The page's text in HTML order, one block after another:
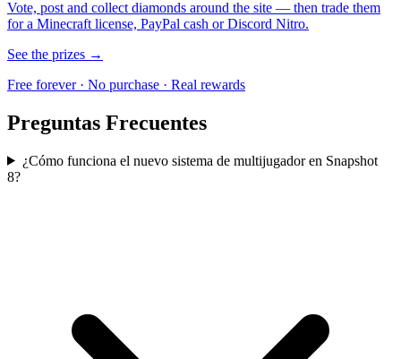
Vote, post and collect diamonds around the site — then trade them
for a Minecraft license, PayPal cash or Discord Nitro.
See the prizes →
Free forever · No purchase · Real rewards
Preguntas Frecuentes
¿Cómo funciona el nuevo sistema de multijugador en Snapshot
8?